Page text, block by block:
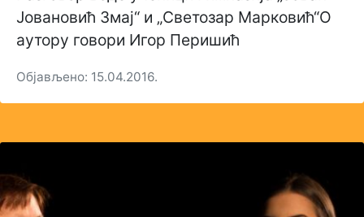
Јовановић Змај“ и „Светозар Марковић“О
аутору говори Игор Перишић
Објављено: 15.04.2016.